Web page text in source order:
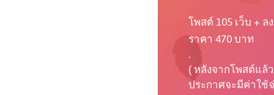
โพสต์ 105 เว็บ + ล
ราคา 470 บาท
.
( หลังจากโพสต์แล้
ประกาศจะมีค่าใช้